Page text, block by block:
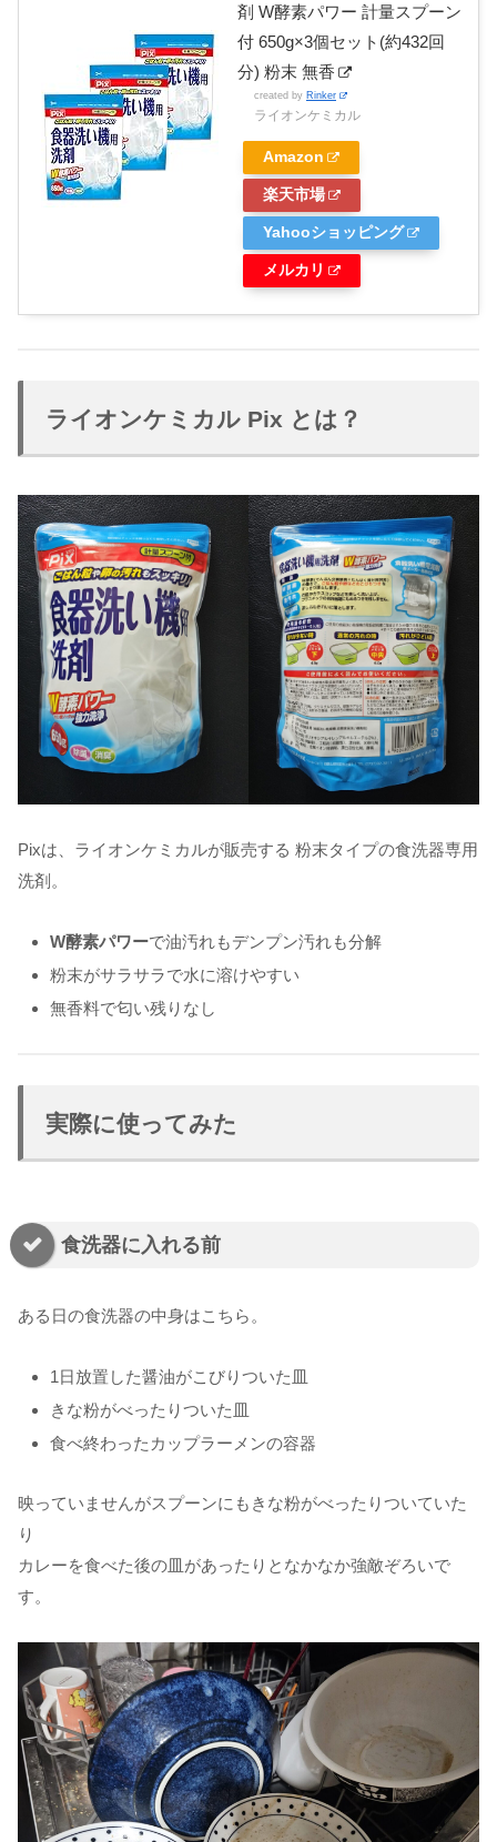
剤 W酵素パワー 計量スプーン
付 650g×3個セット(約432回
分) 粉末 無香
created by Rinker
ライオンケミカル
Amazon
楽天市場
Yahooショッピング
メルカリ
ライオンケミカル Pix とは？
Pixは、ライオンケミカルが販売する 粉末タイプの食洗器専用
洗剤。
W酵素パワーで油汚れもデンプン汚れも分解
粉末がサラサラで水に溶けやすい
無香料で匂い残りなし
実際に使ってみた
食洗器に入れる前
ある日の食洗器の中身はこちら。
1日放置した醤油がこびりついた皿
きな粉がべったりついた皿
食べ終わったカップラーメンの容器
映っていませんがスプーンにもきな粉がべったりついていた
り
カレーを食べた後の皿があったりとなかなか強敵ぞろいで
す。